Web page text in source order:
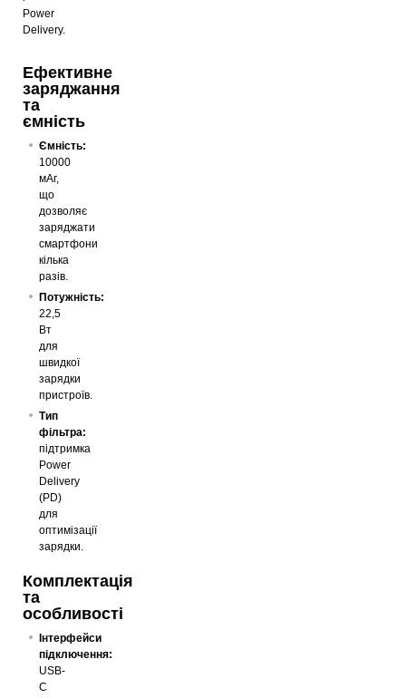
Power
Delivery.
Ефективне
заряджання
та
ємність
Ємність:
10000
мАг,
що
дозволяє
заряджати
смартфони
кілька
разів.
Потужність:
22,5
Вт
для
швидкої
зарядки
пристроїв.
Тип
фільтра:
підтримка
Power
Delivery
(PD)
для
оптимізації
зарядки.
Комплектація
та
особливості
Інтерфейси
підключення:
USB-
C